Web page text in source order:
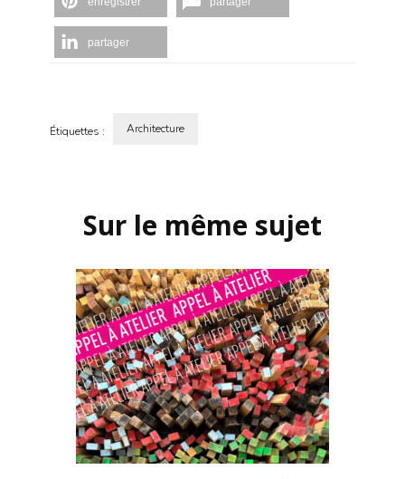
partager
Étiquettes : Architecture
Sur le même sujet